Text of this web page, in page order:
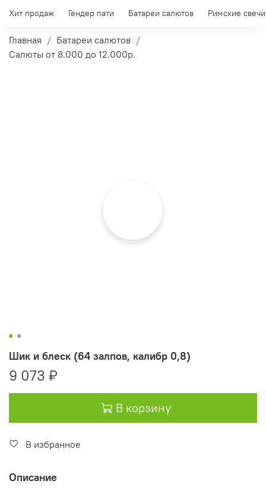
Хит продаж Гендер пати Батареи салютов Римские свечи
Главная
Батареи салютов
Салюты от 8.000 до 12.000р.
Шик и блеск (64 залпов, калибр 0,8)
9 073 ₽
В корзину
В избранное
Описание